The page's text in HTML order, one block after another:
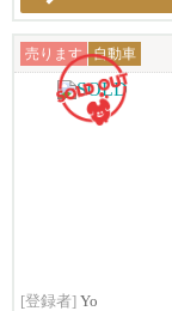
売ります 自動車
[登録者] Yo